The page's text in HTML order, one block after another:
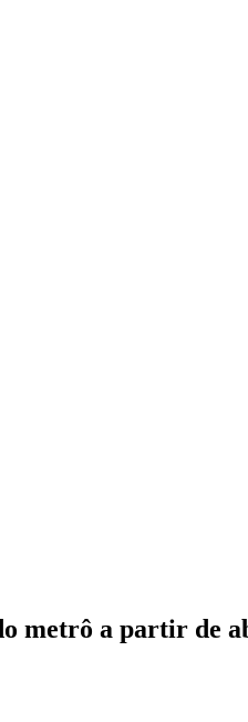
metrô a partir de